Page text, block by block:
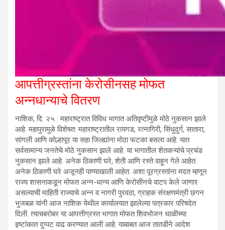
आपत्तीग्रस्तांना केरोसीनसह मोफत
अन्नधान्याचे वितरण
नाशिक, दि. २५ : महाराष्ट्रात विविध भागात अतिवृष्टीमुळे मोठे नुकसान झाले
आहे. महापुरामुळे विशेषत: महाराष्ट्रातील रायगड, रत्नागिरी, सिंधुदुर्ग, सातारा,
सांगली आणि कोल्हापूर या सहा जिल्ह्यांना मोठा फटका बसला आहे. यात
सर्वसामान्य जनतेचे मोठे नुकसान झाले आहे. या भागातील शेतकऱ्यांचे प्रचंड
नुकसान झाले आहे. अनेक ठिकाणी घरे, शेती आणि रस्ते वाहून गेले आहेत.
अनेक ठिकाणी घरे अजूनही पाण्याखाली आहेत. अशा पूरग्रस्तांना मदत म्हणून
राज्य शासनाकडून मोफत अन्न-धान्य आणि केरोसीनचे वाटप केले जाणार
असल्याची माहिती राज्याचे अन्न व नागरी पुरवठा, ग्राहक संरक्षणमंत्री छगन
भुजबळ यांनी आज नाशिक येथील कार्यालयात झालेल्या पत्रकार परिषदेत
दिली. त्याचबरोबर या आपत्तीग्रस्त भागात मोफत शिवभोजन थाळीच्या
इष्टांकात दुप्पट वाढ करण्यात आली आहे. याबाबत आज तातडीने आदेश